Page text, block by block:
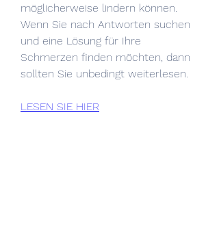
möglicherweise lindern können.
Wenn Sie nach Antworten suchen
und eine Lösung für Ihre
Schmerzen finden möchten, dann
sollten Sie unbedingt weiterlesen.
LESEN SIE HIER